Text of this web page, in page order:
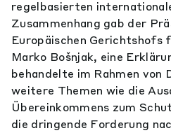
regelbasierten
Zusammenhang gab der
Europäischen Gerichtshofs
Marko Bošnjak, eine
behandelte im Rahmen
weitere Themen wie die
Übereinkommens zum
die dringende Forderung